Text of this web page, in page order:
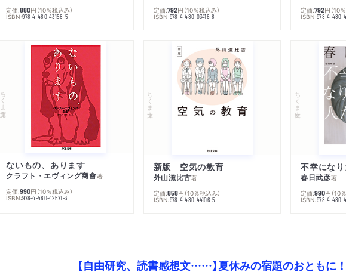
定価:880円 （10％税込み）
ISBN:978-4-480-43158-5
定価:792円 （10％税込み）
ISBN:978-4-480-03416-8
定価:792円 （10
ISBN:978-4-480-
ちくま文庫
ないもの、あります
クラフト・エヴィング商會著
定価:990円 （10％税込み）
ISBN:978-4-480-42571-3
ちくま文庫
新版 空気の教育
外山滋比古著
定価:858円 （10％税込み）
ISBN:978-4-480-44106-5
ちくま文庫
春日武彦著
定価:990円 （10
ISBN:978-4-480-
【自由研究、読書感想文……】夏休みの宿題のおともに！